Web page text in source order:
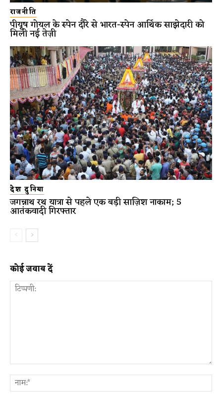
राजनीति
पीयूष गोयल के स्पेन दौरे से भारत-स्पेन आर्थिक साझेदारी को
मिली नई तेज़ी
देश दुनिया
जगन्नाथ रथ यात्रा से पहले एक बड़ी साज़िश नाकाम; 5
आतंकवादी गिरफ्तार
कोई जवाब दें